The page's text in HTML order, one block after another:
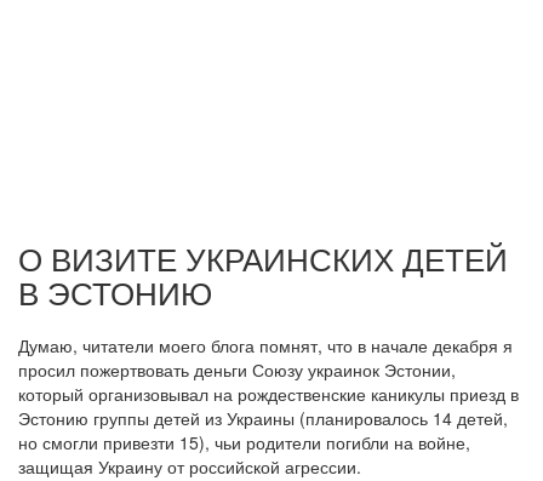
О ВИЗИТЕ УКРАИНСКИХ ДЕТЕЙ
В ЭСТОНИЮ
Думаю, читатели моего блога помнят, что в начале декабря я
просил пожертвовать деньги Союзу украинок Эстонии,
который организовывал на рождественские каникулы приезд в
Эстонию группы детей из Украины (планировалось 14 детей,
но смогли привезти 15), чьи родители погибли на войне,
защищая Украину от российской агрессии.